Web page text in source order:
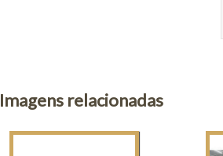
Imagens relacionadas